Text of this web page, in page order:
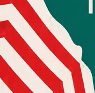
llibertat i la
a projectes socials i
Any Palau Ferré Institut
Més
Quan l’usuari
informatives
consentiment
mitjançant